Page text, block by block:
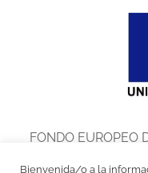
FONDO EUROPEO
Bienvenida/o a la